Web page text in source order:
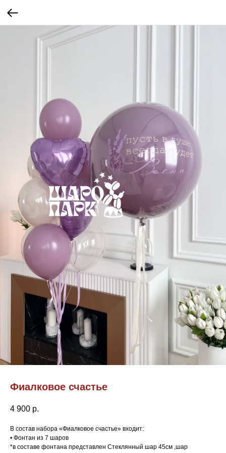
Фиалковое счастье
4 900 р.
В состав набора «Фиалковое счастье» входит:
• Фонтан из 7 шаров
*в составе фонтана представлен Стеклянный шар 45см ,шар